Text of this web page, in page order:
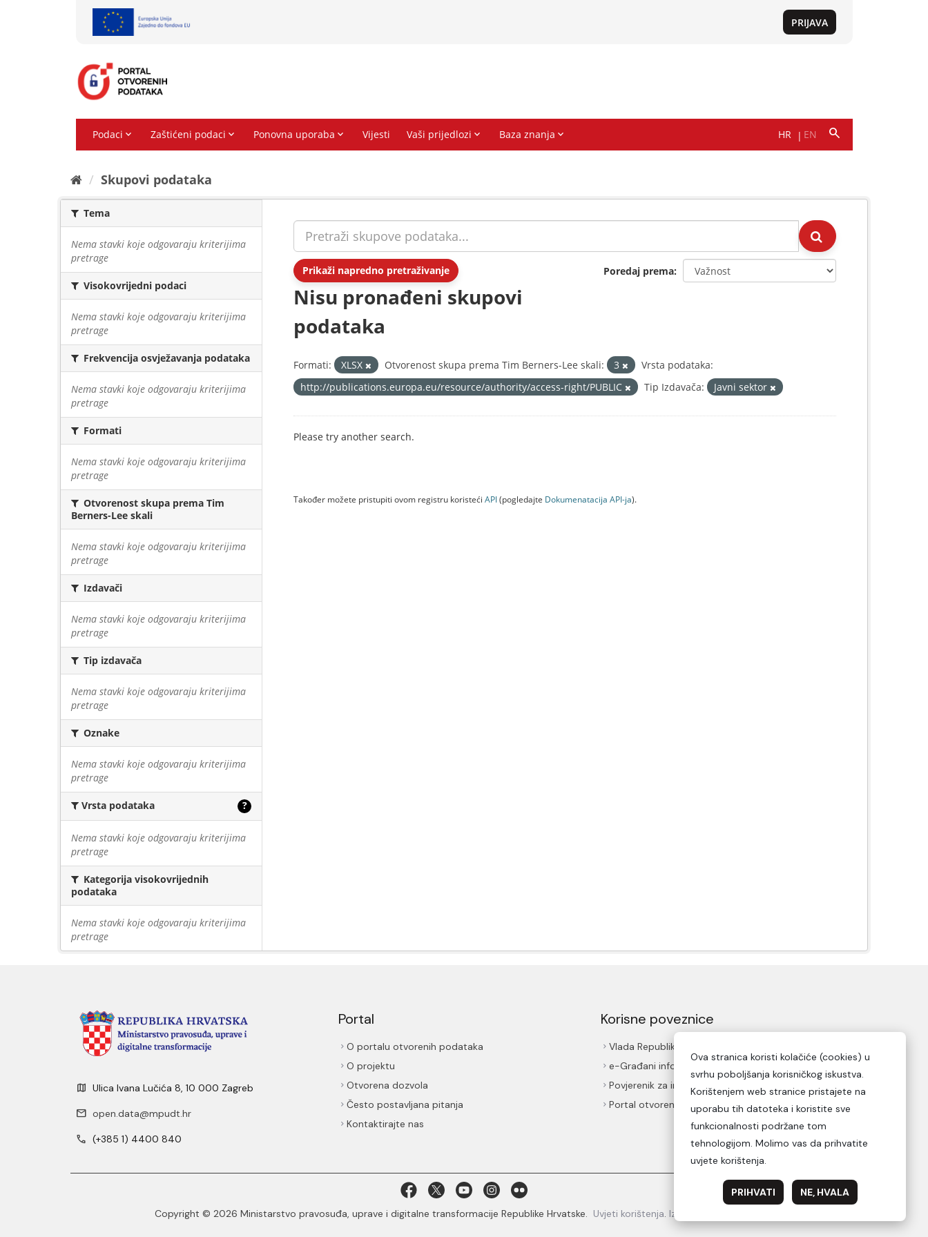
Skupovi podаtаkа
Tema
Nema stavki koje odgovaraju kriterijima
pretrage
Visokovrijedni podaci
Nema stavki koje odgovaraju kriterijima
pretrage
Frekvencija osvježavanja podataka
Nema stavki koje odgovaraju kriterijima
pretrage
Formati
Nema stavki koje odgovaraju kriterijima
pretrage
Otvorenost skupa prema Tim
Berners-Lee skali
Nema stavki koje odgovaraju kriterijima
pretrage
Izdavači
Nema stavki koje odgovaraju kriterijima
pretrage
Tip izdavača
Nema stavki koje odgovaraju kriterijima
pretrage
Oznake
Nema stavki koje odgovaraju kriterijima
pretrage
Vrsta podataka ?
Nema stavki koje odgovaraju kriterijima
pretrage
Kategorija visokovrijednih
podataka
Nema stavki koje odgovaraju kriterijima
pretrage
Prikaži napredno pretraživanje Poredaj prema
Nisu pronađeni skupovi
podataka
Formati: XLSX Otvorenost skupa prema Tim Berners-Lee skali: 3
Vrsta podataka:
http://publications.europa.eu/resource/authority/access-right/PUBLIC
Tip Izdavača: Javni sektor
Please try another search.
Također možete pristupiti ovom registru koristeći API(pogledajte Dokumenаtаcijа API-jа).